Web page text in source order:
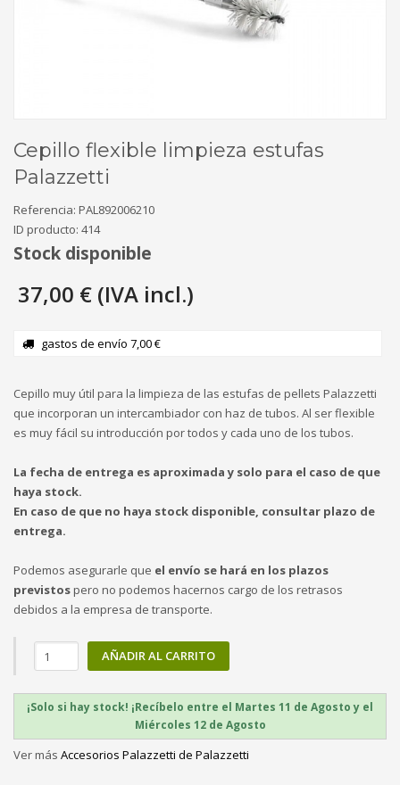
Cepillo flexible limpieza estufas
Palazzetti
Referencia: PAL892006210
ID producto: 414
Stock disponible
37,00 € (IVA incl.)
gastos de envío 7,00 €
Cepillo muy útil para la limpieza de las estufas de pellets Palazzetti
que incorporan un intercambiador con haz de tubos. Al ser flexible
es muy fácil su introducción por todos y cada uno de los tubos.
La fecha de entrega es aproximada y solo para el caso de que
haya stock.
En caso de que no haya stock disponible, consultar plazo de
entrega.
Podemos asegurarle que el envío se hará en los plazos
previstospero no podemos hacernos cargo de los retrasos
debidos a la empresa de transporte.
AÑADIR AL CARRITO
¡Solo si hay stock! ¡Recíbelo entre el Martes 11 de Agosto y el
Miércoles 12 de Agosto
Ver más Accesorios Palazzetti de Palazzetti